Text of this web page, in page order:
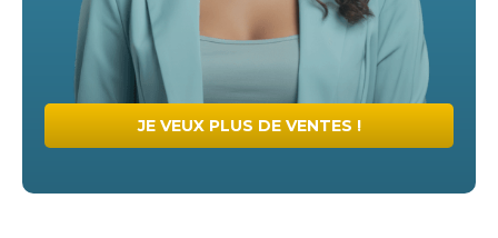
JE VEUX PLUS DE VENTES !